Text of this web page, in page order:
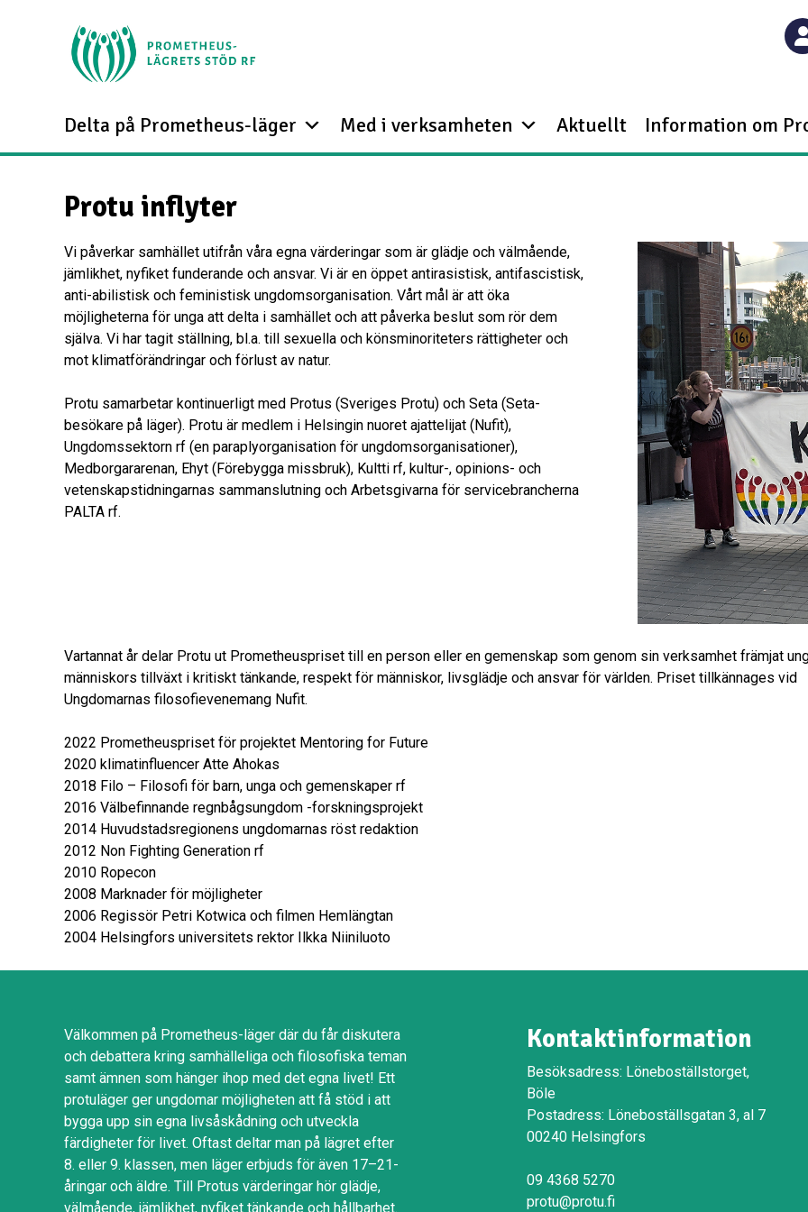
Delta på Prometheus-läger Med i verksamheten Aktuellt Information om
Protu inflyter
Vi påverkar samhället utifrån våra egna värderingar som är glädje och välmående,
jämlikhet, nyfiket funderande och ansvar. Vi är en öppet antirasistisk, antifascistisk,
anti-abilistisk och feministisk ungdomsorganisation. Vårt mål är att öka
möjligheterna för unga att delta i samhället och att påverka beslut som rör dem
själva. Vi har tagit ställning, bl.a. till sexuella och könsminoriteters rättigheter och
mot klimatförändringar och förlust av natur.
Protu samarbetar kontinuerligt med Protus (Sveriges Protu) och Seta (Seta-
besökare på läger). Protu är medlem i Helsingin nuoret ajattelijat (Nufit),
Ungdomssektorn rf (en paraplyorganisation för ungdomsorganisationer),
Medborgararenan, Ehyt (Förebygga missbruk), Kultti rf, kultur-, opinions- och
vetenskapstidningarnas sammanslutning och Arbetsgivarna för servicebrancherna
PALTA rf.
Vartannat år delar Protu ut Prometheuspriset till en person eller en gemenskap som genom sin verksamhet främjat
människors tillväxt i kritiskt tänkande, respekt för människor, livsglädje och ansvar för världen. Priset tillkännages vid
Ungdomarnas filosofievenemang Nufit.
2022 Prometheuspriset för projektet Mentoring for Future
2020 klimatinfluencer Atte Ahokas
2018 Filo – Filosofi för barn, unga och gemenskaper rf
2016 Välbefinnande regnbågsungdom -forskningsprojekt
2014 Huvudstadsregionens ungdomarnas röst redaktion
2012 Non Fighting Generation rf
2010 Ropecon
2008 Marknader för möjligheter
2006 Regissör Petri Kotwica och filmen Hemlängtan
2004 Helsingfors universitets rektor Ilkka Niiniluoto
Välkommen på Prometheus-läger där du får diskutera
och debattera kring samhälleliga och filosofiska teman
samt ämnen som hänger ihop med det egna livet! Ett
protuläger ger ungdomar möjligheten att få stöd i att
bygga upp sin egna livsåskådning och utveckla
färdigheter för livet. Oftast deltar man på lägret efter
8. eller 9. klassen, men läger erbjuds för även 17–21-
åringar och äldre. Till Protus värderingar hör glädje,
välmående, jämlikhet, nyfiket tänkande och hållbarhet.
Kontaktinformation
Besöksadress: Löneboställstorget,
Böle
Postadress: Löneboställsgatan 3, al 7
00240 Helsingfors
09 4368 5270
protu@protu.fi